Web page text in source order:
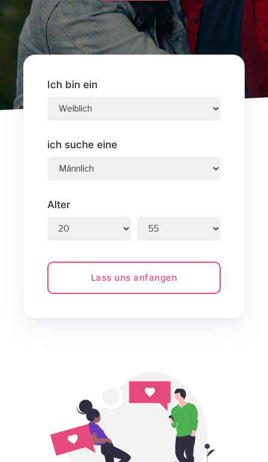
Ich bin ein
ich suche eine
Alter
Lass uns anfangen